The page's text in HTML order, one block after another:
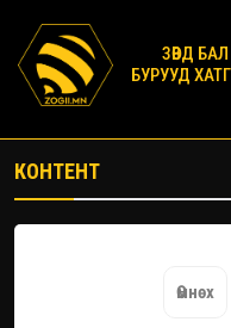
ЗӨВД БАЛ
БУРУУД
КОНТЕНТ
Өмнөх